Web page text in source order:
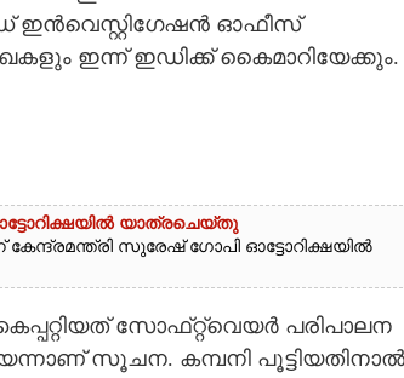
ഇൻവെസ്റ്റിഗേഷൻ ഓഫീസ്
ഇന്ന് ഇഡിക്ക് കെെമാറിയേക്കും.
യാത്രചെയ്തു
സുരേഷ് ഗോപി ഓട്ടോറിക്ഷയിൽ
സോഫ്‌റ്റ്‌വെയർ പരിപാലന
സൂചന. കമ്പനി പൂട്ടിയതിനാൽ